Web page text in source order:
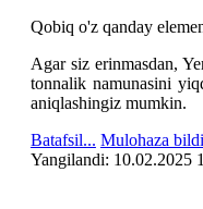
Qobiq o'z qanday
Agar siz erinmasdan,
tonnalik namunasini
aniqlashingiz mumkin.
Batafsil... Mulohaza
Yangilаndi: 10.02.2025